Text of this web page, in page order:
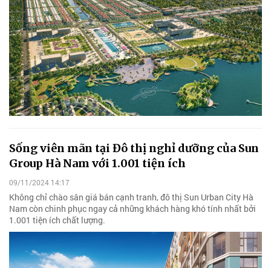
Sống viên mãn tại Đô thị nghỉ dưỡng của Sun
Group Hà Nam với 1.001 tiện ích
09/11/2024 14:17
Không chỉ chào sân giá bán cạnh tranh, đô thị Sun Urban City Hà
Nam còn chinh phục ngay cả những khách hàng khó tính nhất bởi
1.001 tiện ích chất lượng.